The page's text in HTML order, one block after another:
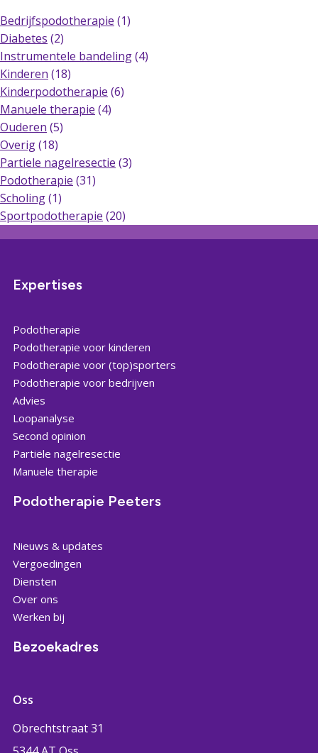
Bedrijfspodotherapie (1)
Diabetes (2)
Instrumentele bandeling(4)
Kinderen (18)
Kinderpodotherapie (6)
Manuele therapie (4)
Ouderen (5)
Overig(18)
Partiele nagelresectie (3)
Podotherapie (31)
Scholing(1)
Sportpodotherapie (20)
Expertises
Podotherapie
Podotherapie voor kinderen
Podotherapie voor (top)sporters
Podotherapie voor bedrijven
Advies
Loopanalyse
Second opinion
Partiële nagelresectie
Manuele therapie
Podotherapie Peeters
Nieuws & updates
Vergoedingen
Diensten
Over ons
Werken bij
Bezoekadres
Oss
Obrechtstraat 31